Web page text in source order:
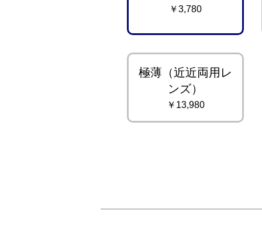
￥3,780
極薄（近近両用レ
ンズ）
￥13,980